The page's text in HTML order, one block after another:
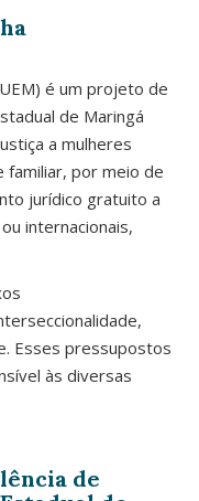
é um projeto de
de Maringá
a mulheres
familiar, por meio de
jurídico gratuito a
internacionais,
Esses pressupostos
às diversas
de